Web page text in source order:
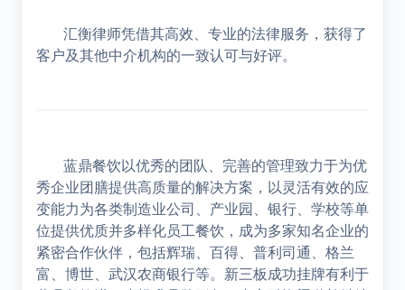
汇衡律师凭借其高效、专业的法律服务，获得了
客户及其他中介机构的一致认可与好评。
蓝鼎餐饮以优秀的团队、完善的管理致力于为优
秀企业团膳提供高质量的解决方案，以灵活有效的应
变能力为各类制造业公司、产业园、银行、学校等单
位提供优质并多样化员工餐饮，成为多家知名企业的
紧密合作伙伴，包括辉瑞、百得、普利司通、格兰
富、博世、武汉农商银行等。新三板成功挂牌有利于